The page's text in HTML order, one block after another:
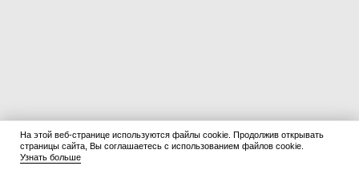
На этой веб-странице используются файлы cookie. Продолжив открывать
страницы сайта, Вы соглашаетесь с использованием файлов cookie.
Узнать больше